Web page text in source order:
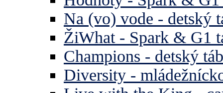
Na (vo) vode - detský
ŽiWhat - Spark & G1
Champions - detský
Diversity -